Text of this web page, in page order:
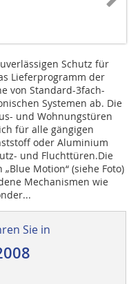
Schutz für
Lieferprogramm der
von Standard-3fach-
Systemen ab. Die
und Wohnungstüren
für alle gängigen
oder Alu­minium
und Fluchttüren.Die
Motion“ (siehe Foto)
Mechanismen wie
Sie in